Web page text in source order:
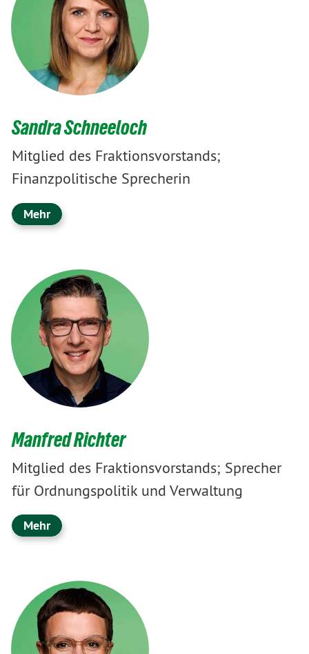
Sandra Schneeloch
Mitglied des Fraktionsvorstands;
Finanzpolitische Sprecherin
Mehr
Manfred Richter
Mitglied des Fraktionsvorstands; Sprecher
für Ordnungspolitik und Verwaltung
Mehr